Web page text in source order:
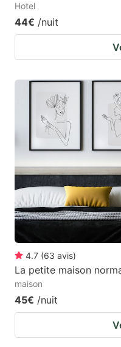
Hotel
44€ /nuit
4.7 (63 avis)
La petite maison
maison
45€ /nuit